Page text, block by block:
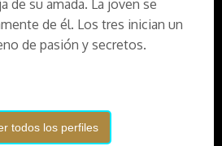
de su amada. La joven se
de él. Los tres inician un
de pasión y secretos.